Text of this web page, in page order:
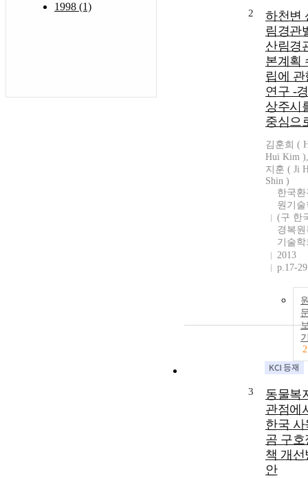
1998 (1)
2
하천변
림경관
산림경
본계획
립에 관
연구 -
상주시
중심으
김훈희 (
Hui Kim
지훈 ( Ji
Shin )
한국
원기
(구 한
경복
기술
2013
p.17-29
2
3
동물복
관점에
한국 사
곰 구호
책 개선
안